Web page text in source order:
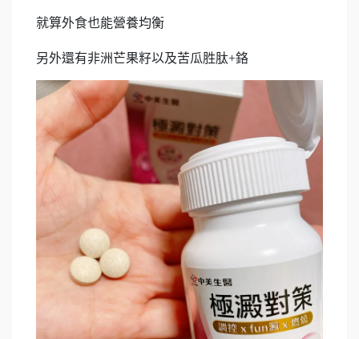
就算外食也能營養均衡
另外還有非洲芒果籽以及苦瓜胜肽+鉻